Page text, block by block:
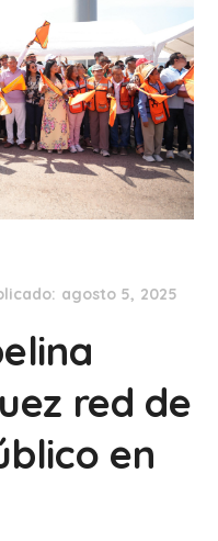
agosto 5, 2025
red de
en